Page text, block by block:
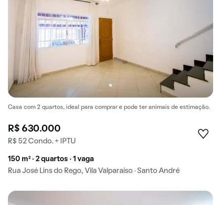
Casa com 2 quartos, ideal para comprar e pode ter animais de estimação.
R$ 630.000
R$ 52 Condo. + IPTU
150 m² · 2 quartos · 1 vaga
Rua José Lins do Rego, Vila Valparaíso · Santo André